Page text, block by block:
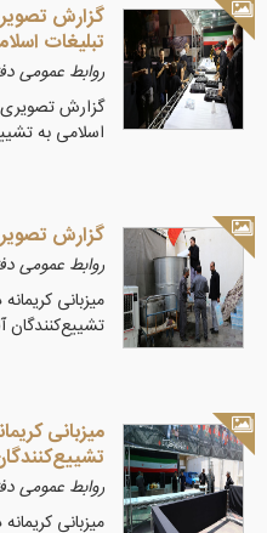
تبلیغات
روابط عمومی
اسلامی به
گزارش تصویری ۲ /میزبانی کریمانه در سایه
روابط عمومی
تشییع‌کنندگان
روابط عمومی